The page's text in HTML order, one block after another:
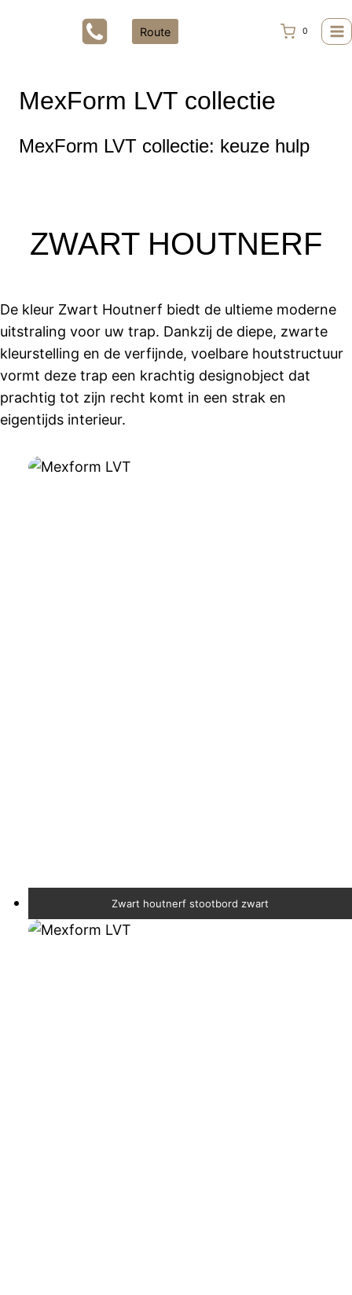
Route 0
MexForm LVT collectie
MexForm LVT collectie: keuze hulp
ZWART HOUTNERF
De kleur Zwart Houtnerf biedt de ultieme moderne
uitstraling voor uw trap. Dankzij de diepe, zwarte
kleurstelling en de verfijnde, voelbare houtstructuur
vormt deze trap een krachtig designobject dat
prachtig tot zijn recht komt in een strak en
eigentijds interieur.
Zwart houtnerf stootbord zwart